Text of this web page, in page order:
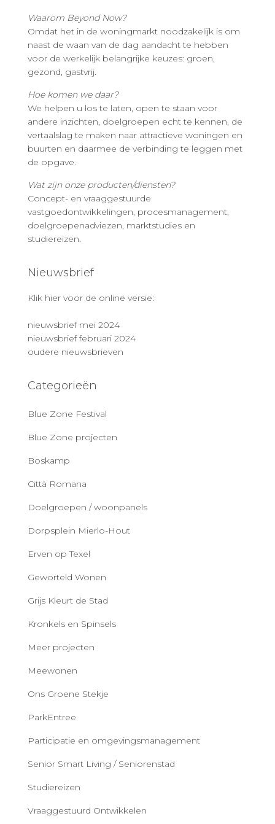
Waarom Beyond Now?
Omdat het in de woningmarkt noodzakelijk is om
naast de waan van de dag aandacht te hebben
voor de werkelijk belangrijke keuzes: groen,
gezond, gastvrij.
Hoe komen we daar?
We helpen u los te laten, open te staan voor
andere inzichten, doelgroepen echt te kennen, de
vertaalslag te maken naar attractieve woningen en
buurten en daarmee de verbinding te leggen met
de opgave.
Wat zijn onze producten/diensten?
Concept- en vraaggestuurde
vastgoedontwikkelingen, procesmanagement,
doelgroepenadviezen, marktstudies en
studiereizen.
Nieuwsbrief
Klik hier voor de online versie:
nieuwsbrief mei 2024
nieuwsbrief februari 2024
oudere nieuwsbrieven
Categorieën
Blue Zone Festival
Blue Zone projecten
Boskamp
Città Romana
Doelgroepen / woonpanels
Dorpsplein Mierlo-Hout
Erven op Texel
Geworteld Wonen
Grijs Kleurt de Stad
Kronkels en Spinsels
Meer projecten
Meewonen
Ons Groene Stekje
ParkEntree
Participatie en omgevingsmanagement
Senior Smart Living / Seniorenstad
Studiereizen
Vraaggestuurd Ontwikkelen